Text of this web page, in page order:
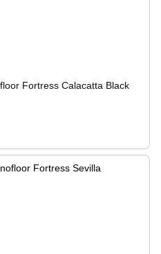
Fortress Calacatta Black